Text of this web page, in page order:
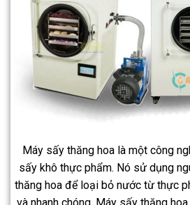
Máy sấy thăng hoa là một công
sấy khô thực phẩm. Nó sử dụng
thăng hoa để loại bỏ nước từ thực